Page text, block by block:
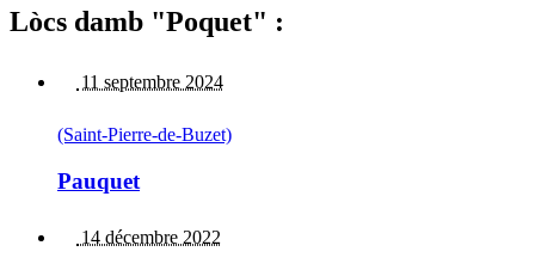
Lòcs damb "Poquet" :
11 septembre 2024
(Saint-Pierre-de-Buzet)
Pauquet
14 décembre 2022